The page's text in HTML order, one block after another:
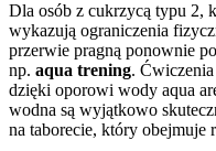
Dla osób z cukrzycą typu 2,
wykazują ograniczenia
przerwie pragną ponownie
np. aqua trening.
dzięki oporowi wody aqua
wodna są wyjątkowo
na taborecie, który obejmuje